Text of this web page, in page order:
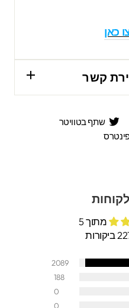
כאן
קשר
שתף
שתף בטוויטר
2089
188
0
0